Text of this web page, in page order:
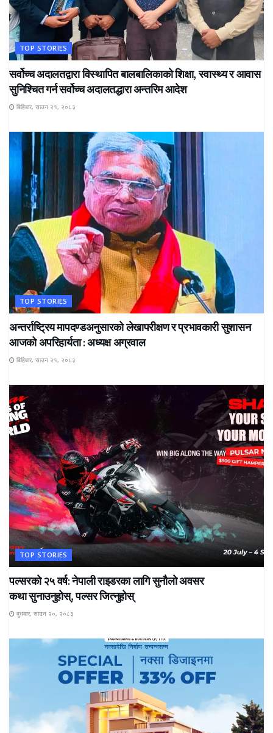
TOP STORIES
सर्वोच्च अदालतद्वारा विस्थापित बालबालिकाको शिक्षा, स्वास्थ्य र आवास
सुनिश्चित गर्न सर्वोच्च अदालतद्धारा अन्तरिम आदेश
बिहिबार, साउन २१, २०८३
TOP STORIES
अन्तर्राष्ट्रिय मापदण्डअनुसारको लेखापरीक्षण र प्रभावकारी सुशासन
आजको अपरिहार्यता : अध्यक्ष अग्रवाल
बिहिबार, साउन २१, २०८३
TOP STORIES
पल्सरको २५ वर्ष: नेपाली राइडरका लागि सुनौलो अवसर
कथा सुनाउनुहोस्, पल्सर जित्नुहोस्
बुधबार, साउन २०, २०८३